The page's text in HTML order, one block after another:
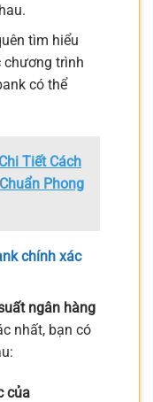
tìm hiểu
chương trình
có thể
Tiết Cách
Phong
chính xác
ngân hàng
nhất, bạn có
của